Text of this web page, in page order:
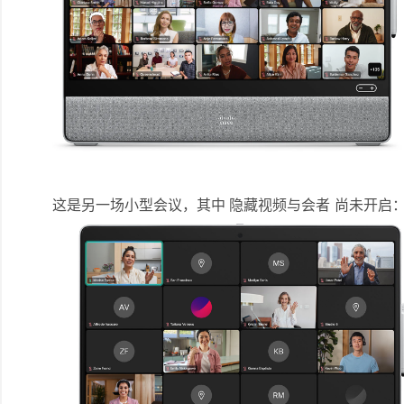
这是另一场小型会议，其中 隐藏视频与会者 尚未开启